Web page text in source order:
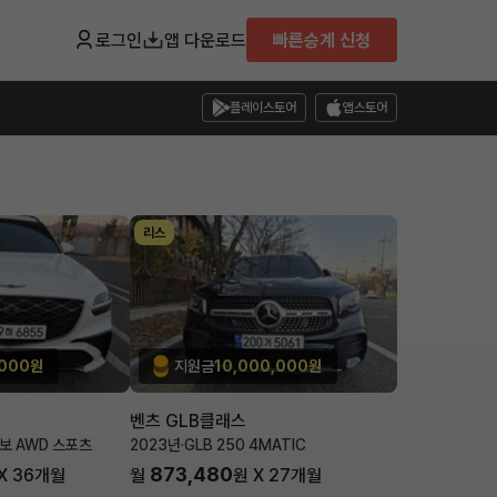
로그인 앱 다운로드 빠른승계 신청
플레이스토어 앱스토어
원
AWD 스포츠
36개월
리스
지원금10,000,000원
벤츠 GLB클래스
2023년·GLB 250 4MATIC
월 873,480원 X 27개월